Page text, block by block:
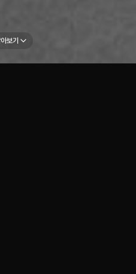
보기